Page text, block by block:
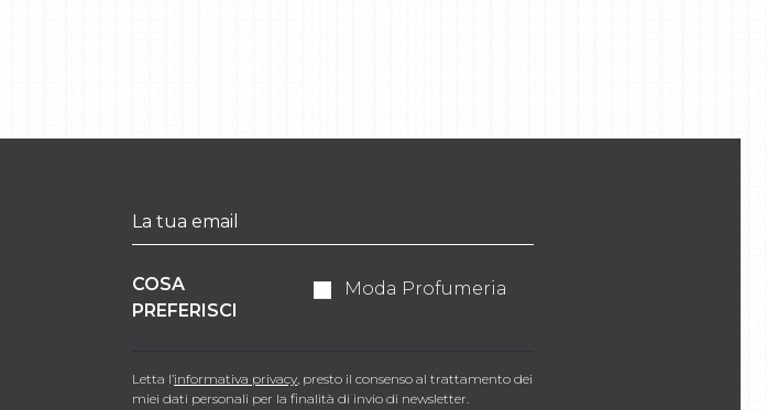
COSA
PREFERISCI
Moda Profumeria
Letta l’informativa privacy, presto il consenso al trattamento dei
miei dati personali per la finalità di invio di newsletter.